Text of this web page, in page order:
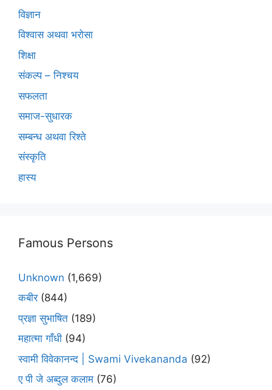
विज्ञान
विश्वास अथवा भरोसा
शिक्षा
संकल्प – निश्चय
सफलता
समाज-सुधारक
सम्बन्ध अथवा रिश्ते
संस्कृति
हास्य
Famous Persons
Unknown (1,669)
कबीर(844)
प्रज्ञा सुभाषित (189)
महात्मा गाँधी (94)
स्वामी विवेकानन्द | Swami Vivekananda (92)
ए पी जे अब्दुल कलाम (76)